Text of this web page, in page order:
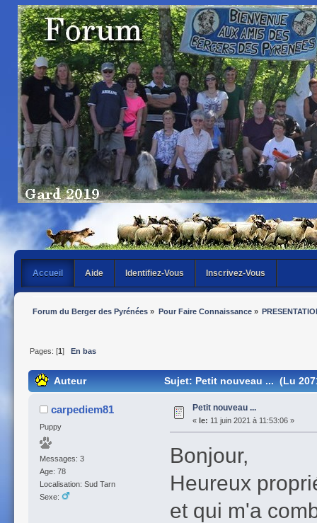
Accueil Aide Identifiez-Vous Inscrivez-Vous
Forum du Berger des Pyrénées » Pour Faire Connaissance»
Pages: [1] En bas
Auteur Sujet: Petit nouveau ... (Lu
carpediem81
Puppy
Messages: 3
Age: 78
Localisation: Sud Tarn
Sexe:
Petit nouveau ...
« le: 11 juin 2021 à 11:53:06 »
Bonjour,
Heureux
et qui m'a